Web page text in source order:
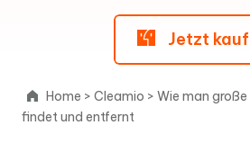
Jetzt
Wie
man
Home > Cleamio > Wie man
findet und entfernt